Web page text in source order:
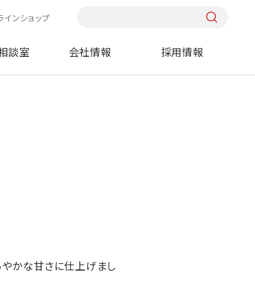
インショップ
談室 会社情報 採用情報
やかな甘さに仕上げまし